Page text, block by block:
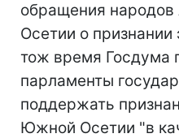
обращения
Осетии о признании
тож время Госдума
парламенты
поддержать
Южной Осетии "в